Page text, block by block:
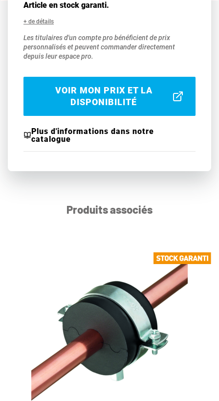
Article en stock garanti.
+ de détails
Les titulaires d'un compte pro bénéficient de prix
personnalisés et peuvent commander directement
depuis leur espace pro.
VOIR MON PRIX ET LA
DISPONIBILITÉ
Plus d'informations dans notre
catalogue
Produits associés